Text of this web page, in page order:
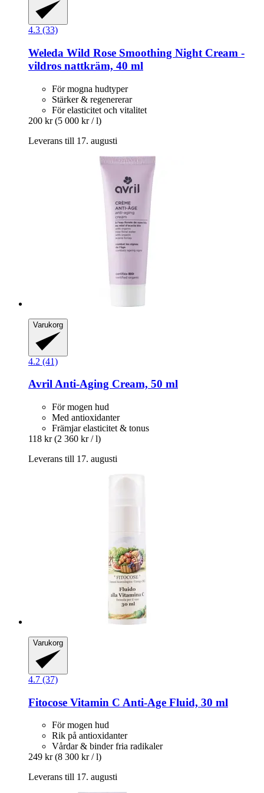
4.3 (33)
Weleda Wild Rose Smoothing Night Cream -​
vildros nattkräm, 40 ml
För mogna hudtyper
Stärker & regenererar
För elasticitet och vitalitet
200 kr (5 000 kr / l)
Leverans till 17. augusti
Varukorg
4.2 (41)
AvrilAnti-​Aging Cream, 50 ml
För mogen hud
Med antioxidanter
Främjar elasticitet & tonus
118 kr (2 360 kr / l)
Leverans till 17. augusti
Varukorg
4.7 (37)
Fitocose Vitamin C Anti-​Age Fluid, 30 ml
För mogen hud
Rik på antioxidanter
Vårdar & binder fria radikaler
249 kr (8 300 kr / l)
Leverans till 17. augusti